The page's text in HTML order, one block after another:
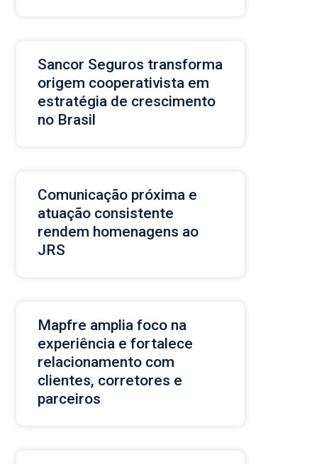
Sancor Seguros transforma
origem cooperativista em
estratégia de crescimento
no Brasil
Comunicação próxima e
atuação consistente
rendem homenagens ao
JRS
Mapfre amplia foco na
experiência e fortalece
relacionamento com
clientes, corretores e
parceiros